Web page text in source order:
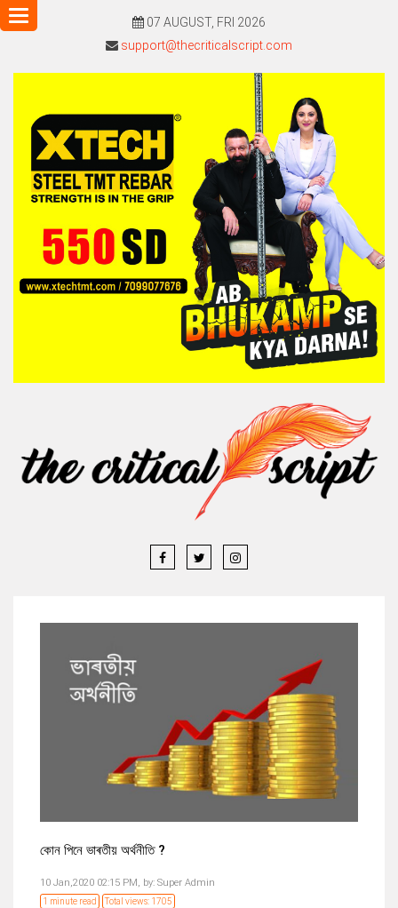
07 AUGUST, FRI 2026
support@thecriticalscript.com
Toggle
navigation
কোন পিনে ভাৰতীয় অৰ্থনীতি ?
10 Jan,2020 02:15 PM, by: Super Admin
1 minute read Total views: 1705